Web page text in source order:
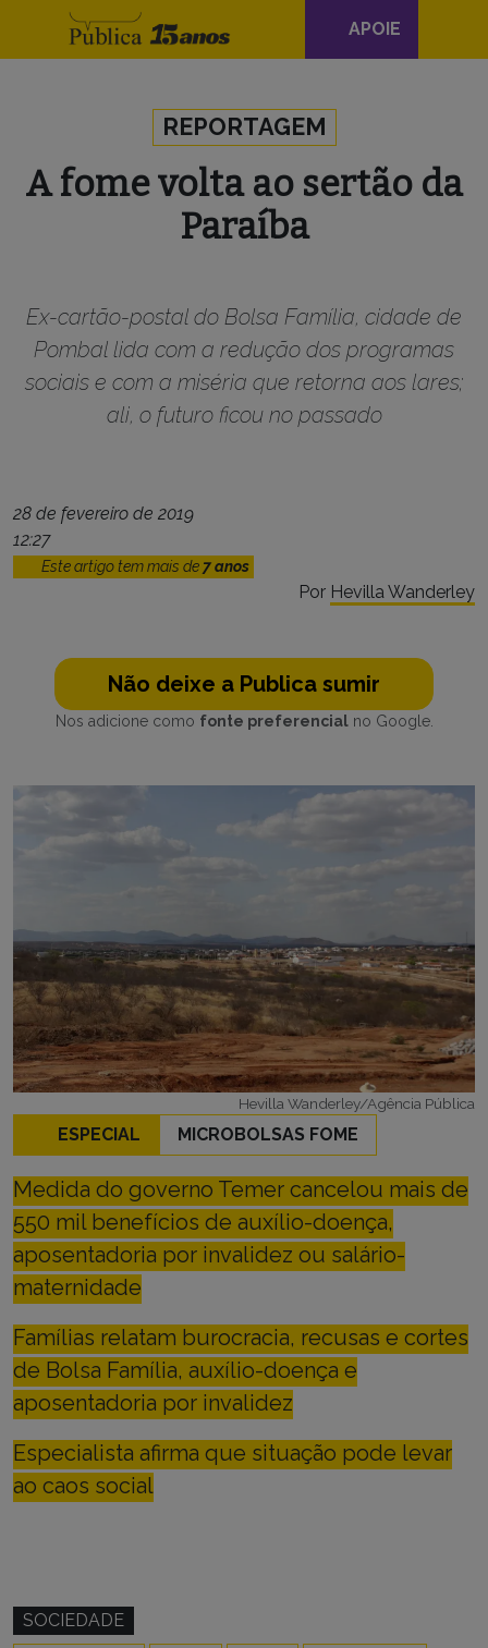
Navegação
principal
APOIE
REPORTAGEM
A fome volta ao sertão da
Paraíba
Ex-cartão-postal do Bolsa Família, cidade de
Pombal lida com a redução dos programas
sociais e com a miséria que retorna aos lares;
ali, o futuro ficou no passado
28 de fevereiro de 2019
12:27
Este artigo tem mais de 7 anos
Por Hevilla Wanderley
Não deixe a Publica sumir
Nos adicione como fonte preferencialno Google.
Hevilla Wanderley/Agência Pública
ESPECIAL MICROBOLSAS FOME
Medida do governo Temer cancelou mais de
550 mil benefícios de auxílio-doença,
aposentadoria por invalidez ou salário-
maternidade
Famílias relatam burocracia, recusas e cortes
de Bolsa Família, auxílio-doença e
aposentadoria por invalidez
Especialista afirma que situação pode levar
ao caos social
SOCIEDADE